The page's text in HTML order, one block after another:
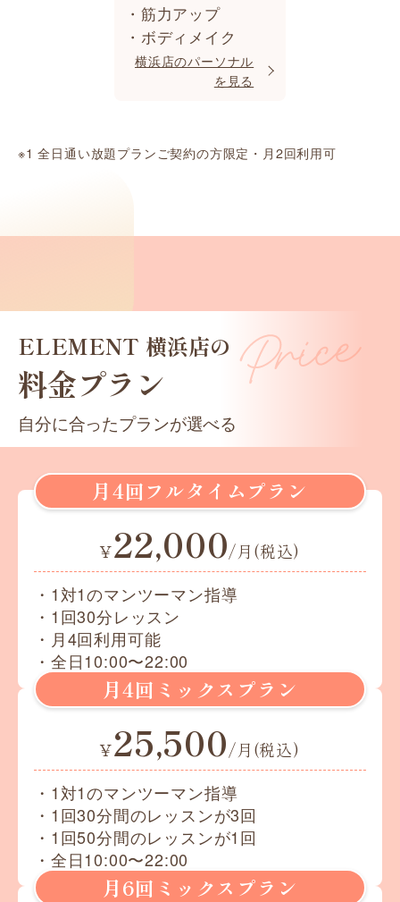
・筋力アップ
・ボディメイク
横浜店のパーソナル
を見る
※1 全日通い放題プランご契約の方限定・月2回利用可
ELEMENT 横浜店の
料金プラン
自分に合ったプランが選べる
月4回フルタイムプラン
¥22,000/月(税込)
・1対1のマンツーマン指導
・1回30分レッスン
・月4回利用可能
・全日10:00〜22:00
月4回ミックスプラン
¥25,500/月(税込)
・1対1のマンツーマン指導
・1回30分間のレッスンが3回
・1回50分間のレッスンが1回
・全日10:00〜22:00
月6回ミックスプラン